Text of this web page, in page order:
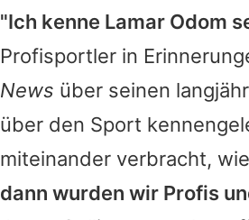
"Ich kenne Lamar Odom
Profisportler in
News über seinen
über den Sport
miteinander verbracht,
dann wurden wir Profis